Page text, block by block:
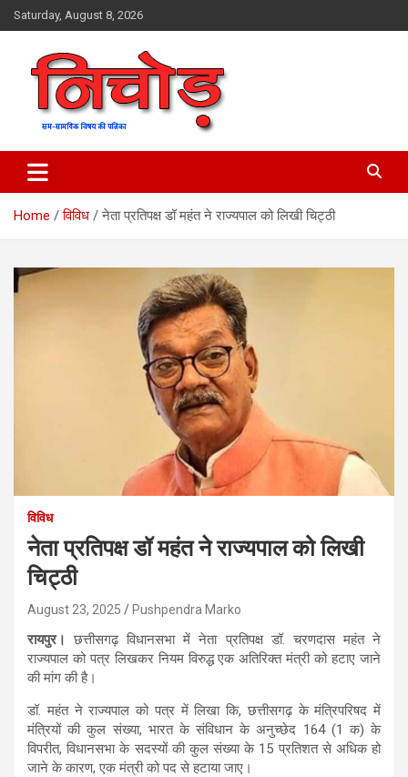
Skip
to
Saturday, August 8, 2026
Nichod
Home विविध नेता प्रतिपक्ष डॉ महंत ने राज्यपाल को लिखी चिट्ठी
विविध
नेता प्रतिपक्ष डॉ महंत ने राज्यपाल को लिखी
चिट्ठी
August 23, 2025 Pushpendra Marko
रायपुर। छत्तीसगढ़ विधानसभा में नेता प्रतिपक्ष डॉ. चरणदास महंत ने
राज्यपाल को पत्र लिखकर नियम विरुद्ध एक अतिरिक्त मंत्री को हटाए जाने
की मांग की है।
डॉ. महंत ने राज्यपाल को पत्र में लिखा कि, छत्तीसगढ़ के मंत्रिपरिषद में
मंत्रियों की कुल संख्या, भारत के संविधान के अनुच्छेद 164 (1 क) के
विपरीत, विधानसभा के सदस्यों की कुल संख्या के 15 प्रतिशत से अधिक हो
जाने के कारण, एक मंत्री को पद से हटाया जाए।